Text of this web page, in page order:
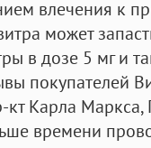
влечения к
может
в дозе 5 мг и
покупателей
Карла Маркса,
времени